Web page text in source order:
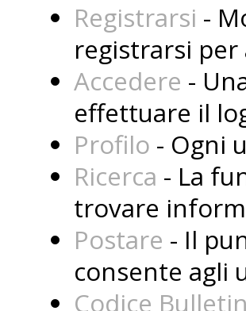
Registrarsi -
registrarsi per
Accedere -
effettuare il
Profilo - Ogni
Ricerca - La
trovare
Postare - Il
consente agli
Codice